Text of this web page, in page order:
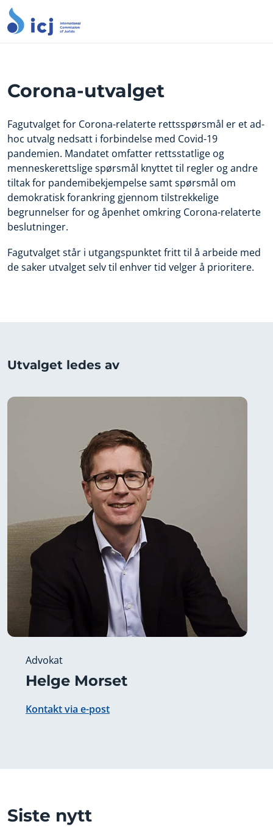
Corona-utvalget
Fagutvalget for Corona-relaterte rettsspørsmål er et ad-
hoc utvalg nedsatt i forbindelse med Covid-19
pandemien. Mandatet omfatter rettsstatlige og
menneskerettslige spørsmål knyttet til regler og andre
tiltak for pandemibekjempelse samt spørsmål om
demokratisk forankring gjennom tilstrekkelige
begrunnelser for og åpenhet omkring Corona-relaterte
beslutninger.
Fagutvalget står i utgangspunktet fritt til å arbeide med
de saker utvalget selv til enhver tid velger å prioritere.
Utvalget ledes av
Advokat
Helge Morset
Kontakt via e-post
Siste nytt